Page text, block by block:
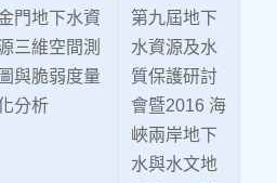
門地下水資
三維空間測
圖與脆弱度量
分析
第九屆地下
水資源及水
質保護研討
會暨2016 海
峽兩岸地下
水與水文地